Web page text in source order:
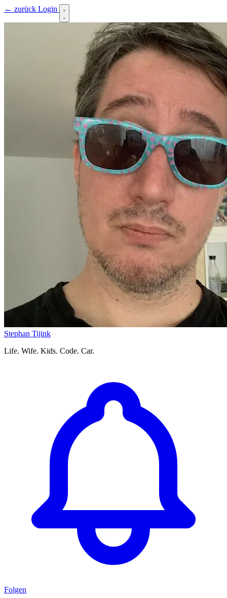
← zurück Login
Stephan Tijink
Life. Wife. Kids. Code. Car.
Folgen